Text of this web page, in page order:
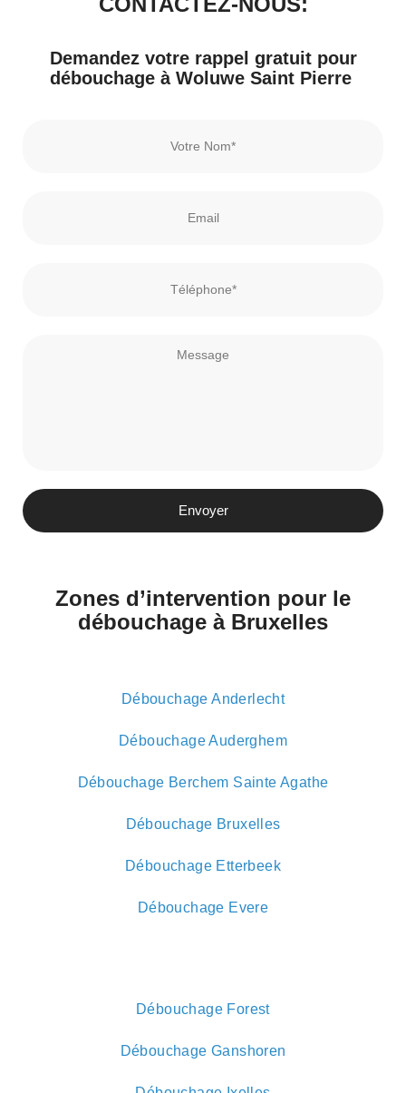
Demandez votre rappel gratuit pour
débouchage à Woluwe Saint Pierre
Envoyer
Zones d’intervention pour le
débouchage à Bruxelles
Débouchage Anderlecht
Débouchage Auderghem
Débouchage Berchem Sainte Agathe
Débouchage Bruxelles
Débouchage Etterbeek
Débouchage Evere
Débouchage Forest
Débouchage Ganshoren